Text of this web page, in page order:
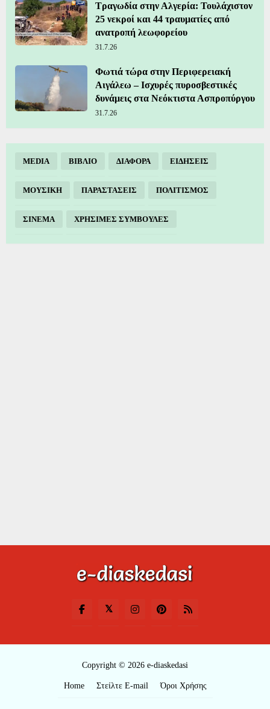
Τραγωδία στην Αλγερία: Τουλάχιστον
25 νεκροί και 44 τραυματίες από
ανατροπή λεωφορείου
31.7.26
Φωτιά τώρα στην Περιφερειακή
Αιγάλεω – Ισχυρές πυροσβεστικές
δυνάμεις στα Νεόκτιστα Ασπροπύργου
31.7.26
MEDIA ΒΙΒΛΙΟ ΔΙΑΦΟΡΑ ΕΙΔΗΣΕΙΣ
ΜΟΥΣΙΚΗ ΠΑΡΑΣΤΑΣΕΙΣ ΠΟΛΙΤΙΣΜΟΣ
ΣΙΝΕΜΑ ΧΡΗΣΙΜΕΣ ΣΥΜΒΟΥΛΕΣ
Copyright © 2026 e-diaskedasi
Home Στείλτε E-mail Όροι Χρήσης